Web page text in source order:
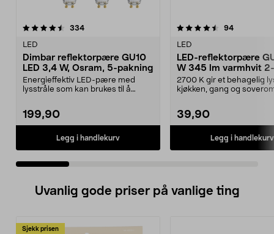
334anmeldelser
LED
Dimbar reflektorpære GU10
LED 3,4 W, Osram, 5-pakning
Energieffektiv LED-pære med
lysstråle som kan brukes til å
199,90
Legg i handlekurv
4.5 av 5 stjerner 94
LED
LED-reflektorpære
W 345 lm varmhvit 2-
pakning
2700 K gir et behagelig
kjøkken, gang og
39,90
Legg i handlekurv
4.5 av 5 stjerner
Uvanlig gode priser på vanlige ting
Sjekk prisen